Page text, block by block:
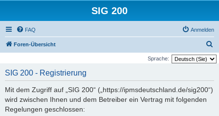
SIG 200
FAQ Anmelden
Foren-Übersicht
u
Sprache:
SIG 200 - Registrierung
Mit dem Zugriff auf „SIG 200“ („https://ipmsdeutschland.de/sig200“)
wird zwischen Ihnen und dem Betreiber ein Vertrag mit folgenden
Regelungen geschlossen: